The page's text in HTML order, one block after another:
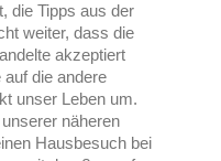
die Tipps aus der
weiter, dass die
akzeptiert
auf die andere
unser Leben um.
näheren
Hausbesuch bei